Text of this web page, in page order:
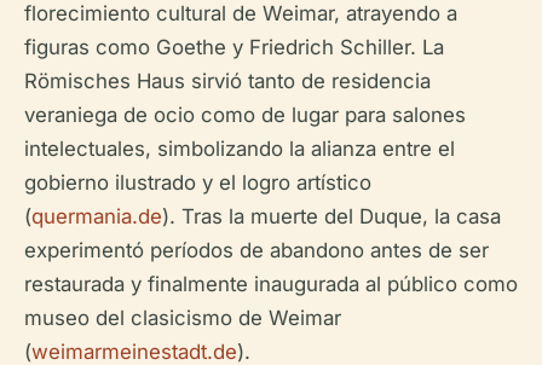
florecimiento cultural de Weimar, atrayendo a
figuras como Goethe y Friedrich Schiller. La
Römisches Haus sirvió tanto de residencia
veraniega de ocio como de lugar para salones
intelectuales, simbolizando la alianza entre el
gobierno ilustrado y el logro artístico
(quermania.de). Tras la muerte del Duque, la casa
experimentó períodos de abandono antes de ser
restaurada y finalmente inaugurada al público como
museo del clasicismo de Weimar
(weimarmeinestadt.de).